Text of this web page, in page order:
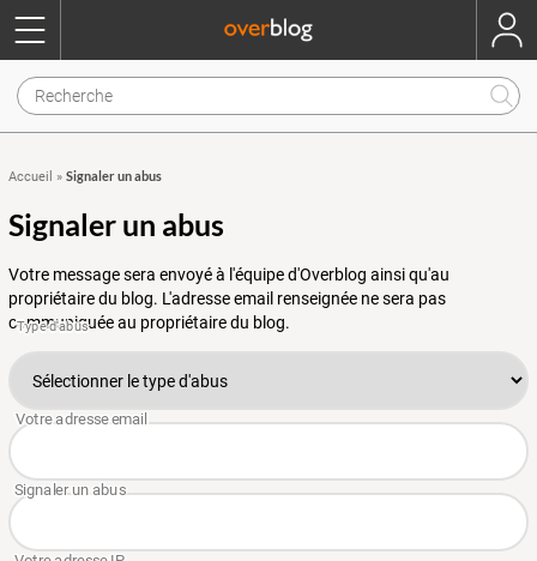
Accueil » Signaler un abus
Signaler un abus
Votre message sera envoyé à l'équipe d'Overblog ainsi qu'au
propriétaire du blog. L'adresse email renseignée ne sera pas
communiquée au propriétaire du blog.